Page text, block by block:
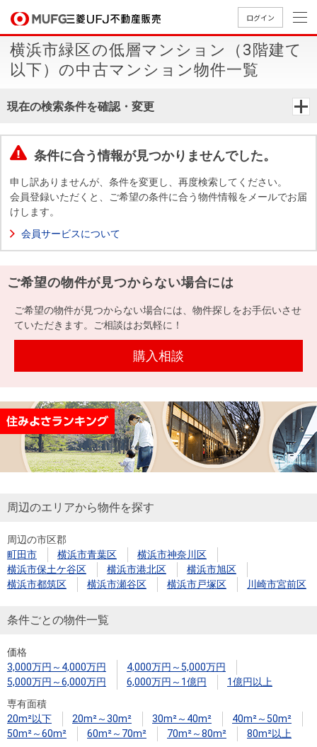
ログイン
買いたいTOP
中古
マン
ンを
探す
築・
一戸
建て
す
用
物
件
を
す
件を
探す
購入向け
サービス
住宅ロー
ンシミュ
レーショ
ラス（お
役立ちコ
税金の本
（電子ブ
ック）
売りたいTOP
無
料
定
却
談
売却
金額
試算
売却向け
周辺相場
住まい1プ
住まいと
暮らしの
（電子ブ
売却ガイ
ド
店舗案内TOP
店舗のご
案内（首
案内（名
案内（関
会社情報TOP
ごあいさ
つ
要
Way
経営ビジ
ョン
組織図
役員一
沿革
本社地
図
（電子ブ
ック版）
採用情報TOP
新卒採用
情報
採用情報
買いたい
売りたい
店舗案内
会社情報
採用情報
提携企業にお勤めの方
閉じる
横浜市緑区の低層マンション（3階建て
以下）の中古マンション物件一覧
現在の検索条件を確認・変更
条件に合う情報が見つかりませんでした。
申し訳ありませんが、条件を変更し、再度検索してください。
会員登録いただくと、ご希望の条件に合う物件情報をメールでお届
けします。
会員サービスについて
ご希望の物件が見つからない場合には
ご希望の物件が見つからない場合には、物件探しをお手伝いさせ
ていただきます。ご相談はお気軽に！
購入相談
周辺のエリアから物件を探す
周辺の市区郡
町田市
横浜市青葉区
横浜市神奈川区
横浜市保土ケ谷区
横浜市港北区
横浜市旭区
横浜市都筑区
横浜市瀬谷区 横浜市戸塚区 川崎市宮前区
条件ごとの物件一覧
価格
3,000万円～4,000万円
4,000万円～5,000万円
5,000万円～6,000万円
6,000万円～1億円
1億円以上
専有面積
20m²以下
20m²～30m² 30m²～40m²
40m²～50m²
50m²～60m²
60m²～70m² 70m²～80m²
80m²以上